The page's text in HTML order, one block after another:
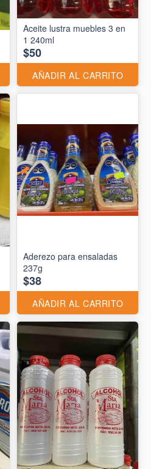
Aceite lustra muebles 3 en
1 240ml
$50
AÑADIR AL CARRITO
Aderezo para ensaladas
237g
$38
AÑADIR AL CARRITO